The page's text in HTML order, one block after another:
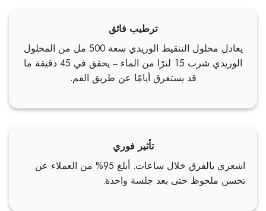
ترطيب فائق
يعادل محلول التنقيط الوريدي سعة 500 مل من المحلول
الوريدي شرب 15 لترًا من الماء – يحقق في 45 دقيقة ما
قد يستغرق أيامًا عن طريق الفم.
تأثير فوري
اشعري بالفرق خلال ساعات. أبلغ 95% من العملاء عن
تحسن ملحوظ حتى بعد جلسة واحدة.